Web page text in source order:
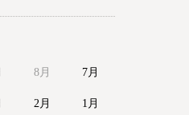
8月 7月
2月 1月